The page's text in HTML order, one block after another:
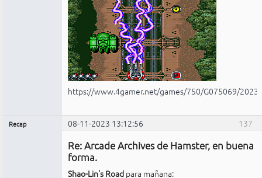
https://www.4gamer.net/games/750/G075069/
137
Recap 08-11-2023 13:12:56
Re: Arcade Archives de Hamster, en buena
forma.
Shao-Lin's Road para mañana: